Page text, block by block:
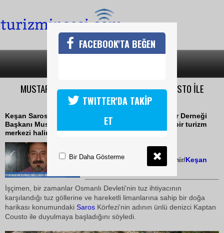
MUSTAFA İŞÇİMEN,SAROS'UN ADI KAPTAN GUSTO İLE
DUYULMAYA BAŞLADI
Keşan Saros Körfezi Turizm Otelciler ve Yatırımcılar Derneği
Başkanı Mustafa İşçimen, -Erikli Sahili'nin önemli bir turizm
merkezi haline geldiğini belirtti.
26 Ağustos 2008 / 11:00
Turizmin Sesi -Erdoğan Demir/Keşan
İşçimen, bir zamanlar Osmanlı Devleti'nin tuz ihtiyacının
karşılandığı tuz göllerine ve hareketli limanlarına sahip bir doğa
harikası konumundaki Saros Körfezi'nin adının ünlü denizci Kaptan
Cousto ile duyulmaya başladığını söyledi.
FACEBOOK'TA BEĞEN
TWITTER'DA TAKİP
ET
Bir Daha Gösterme